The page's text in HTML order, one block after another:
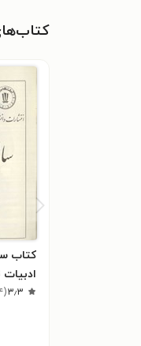
کتاب
ادبیات
۳٫۳(